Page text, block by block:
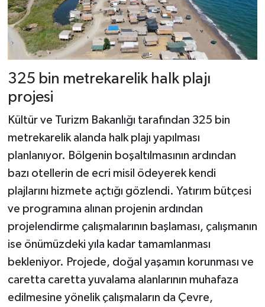
325 bin metrekarelik halk plajı
projesi
Kültür ve Turizm Bakanlığı tarafından 325 bin
metrekarelik alanda halk plajı yapılması
planlanıyor. Bölgenin boşaltılmasının ardından
bazı otellerin de ecri misil ödeyerek kendi
plajlarını hizmete açtığı gözlendi. Yatırım bütçesi
ve programına alınan projenin ardından
projelendirme çalışmalarının başlaması, çalışmanın
ise önümüzdeki yıla kadar tamamlanması
bekleniyor. Projede, doğal yaşamın korunması ve
caretta caretta yuvalama alanlarının muhafaza
edilmesine yönelik çalışmaların da Çevre,